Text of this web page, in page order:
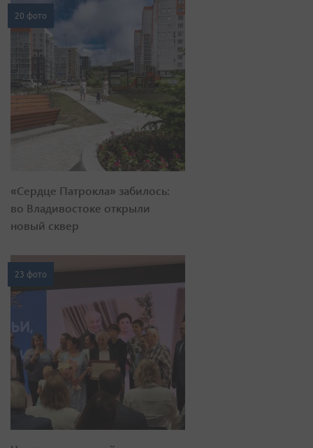
20 фото
«Сердце Патрокла» забилось:
во Владивостоке открыли
новый сквер
23 фото